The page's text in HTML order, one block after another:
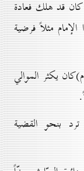
قد هلك فعادة
مثلاً فرضية
يكثر الموالي
بنحو القضية